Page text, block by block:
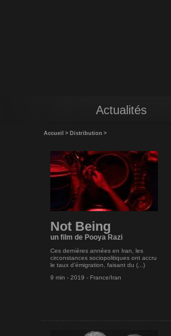
Actualités
Accueil > Distribution >
Not Being
un film de Pooya Razi
Ces dernières années en Iran, les
circonstances sociopolitiques ont accru
le taux d’émigration, faisant du (...)
9 min - 2019 - France/Iran